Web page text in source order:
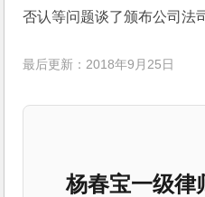
否认等问题谈了颁布公司法
最后更新：2018年9月25日
杨春宝一级律